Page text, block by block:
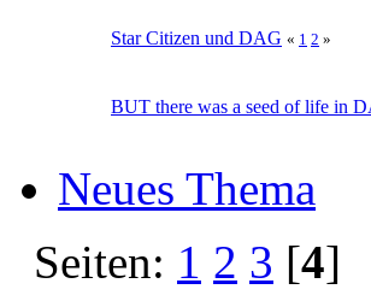
Star Citizen und DAG « 1 2 »
BUT there was a seed of life in
Neues Thema
Seiten: 1 2 3 [4]